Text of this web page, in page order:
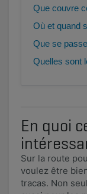
Que couvre
Où et quand
Que se
Quelles sont
En quoi
Sur la route
voulez être
tracas. Non